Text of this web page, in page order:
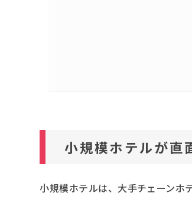
小規模ホテルが直
小規模ホテルは、大手チェーンホ